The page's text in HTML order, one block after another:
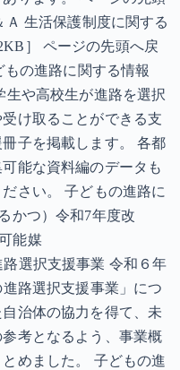
生活保護制度に関する
］ ページの先頭へ戻
の進路に関する情報
生や高校生が進路を選択
け取ることができる支
子を掲載します。 各都
能な資料編のデータも
さい。 子どもの進路に
かつ）令和7年度改
能媒
選択支援事業 令和６年
路選択支援事業」につ
治体の協力を得て、未
考となるよう、事業概
めました。 子どもの進